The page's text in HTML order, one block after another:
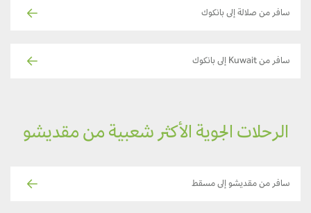
سافر من صلالة إلى بانكوك
سافر من Kuwait إلى بانكوك
الرحلات الجوية الأكثر شعبية من مقديشو
سافر من مقديشو إلى مسقط